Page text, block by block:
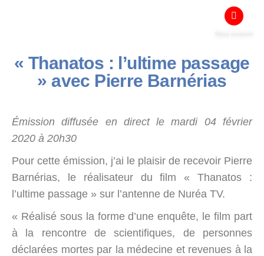
« Thanatos : l’ultime passage
» avec Pierre Barnérias
Émission diffusée en direct le mardi 04 février
2020 à 20h30
Pour cette émission, j’ai le plaisir de recevoir Pierre
Barnérias, le réalisateur du film « Thanatos :
l’ultime passage » sur l’antenne de Nuréa TV.
« Réalisé sous la forme d’une enquête, le film part
à la rencontre de scientifiques, de personnes
déclarées mortes par la médecine et revenues à la